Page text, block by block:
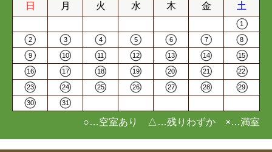
日 月 火 水 木 金 土
1
2 3 4 5 6 7 8
9 10 11 12 13 14 15
16 17 18 19 20 21 22
23 24 25 26 27 28 29
30 31
○…空室あり △…残りわずか ×…満室